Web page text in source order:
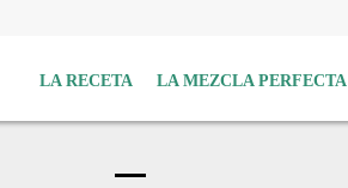
LA MEZCLA PERFECTA
LA RECETA